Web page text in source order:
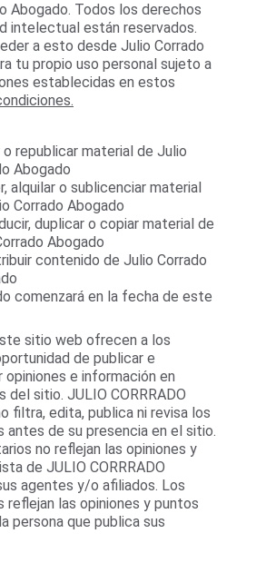
Abogado. Todos los derechos
intelectual están reservados.
a esto desde Julio Corrado
tu propio uso personal sujeto a
establecidas en estos
o republicar material de Julio
Abogado
alquilar o sublicenciar material
Corrado Abogado
duplicar o copiar material de
Abogado
contenido de Julio Corrado
comenzará en la fecha de este
sitio web ofrecen a los
de publicar e
opiniones e información en
del sitio. JULIO CORRRADO
filtra, edita, publica ni revisa los
antes de su presencia en el sitio.
no reflejan las opiniones y
de JULIO CORRRADO
agentes y/o afiliados. Los
reflejan las opiniones y puntos
persona que publica sus